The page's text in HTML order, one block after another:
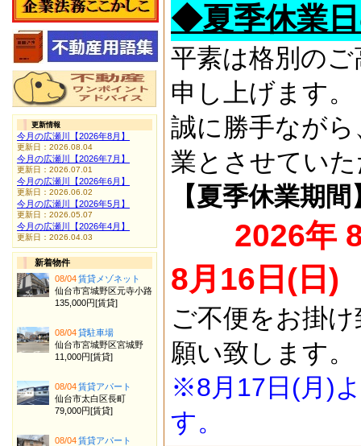
◆夏季休業
平素は格別の
申し上げます。
誠に勝手なが
業とさせてい
【夏季休業期間
2026年
8月16日(日)
ご不便をお掛
願い致します。
※8月17日(月)
す。
更新情報
今月の広瀬川【2026年8月】
更新日：2026.08.04
今月の広瀬川【2026年7月】
更新日：2026.07.01
今月の広瀬川【2026年6月】
更新日：2026.06.02
今月の広瀬川【2026年5月】
更新日：2026.05.07
今月の広瀬川【2026年4月】
更新日：2026.04.03
新着物件
08/04賃貸メゾネット
仙台市宮城野区元寺小路
135,000円[賃貸]
08/04貸駐車場
仙台市宮城野区宮城野
11,000円[賃貸]
08/04賃貸アパート
仙台市太白区長町
79,000円[賃貸]
08/04賃貸アパート